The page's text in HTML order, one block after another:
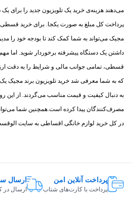
می‌دهند هزینه‌ی خرید یک تلویزیون جدید را برای
پرداخت کل مبلغ به صورت یکجا. برای خرید قسطی
مجیک می‌تواند به شما کمک کند تا بودجه خود را
داشتن یک دستگاه پیشرفته برخوردار شوید. اما
قسطی، تمامی جوانب مالی و شرایط را به دقت
که به شما معرفی شد خرید تلویزیون برند مجیک
به دنبال کیفیت و قیمت مناسب می‌گردند. از این
مصرف‌کنندگان پیدا کرده است.همچنین شما
در کل خرید لوازم خانگی اقساطی به سایت
پرداخت آنلاین امن
پرداخت با کارت‌های شتاب
ارسال
ارسال در